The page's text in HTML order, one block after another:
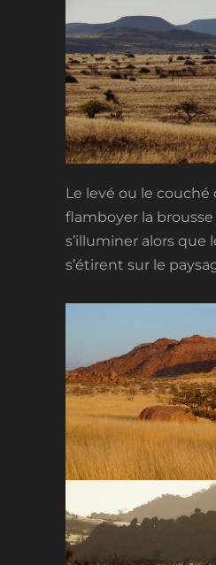
Le levé ou le couché
flamboyer la
s’illuminer alors que
s’étirent sur le